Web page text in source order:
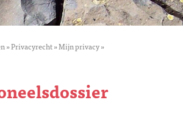
»Privacyrecht»Mijn privacy»